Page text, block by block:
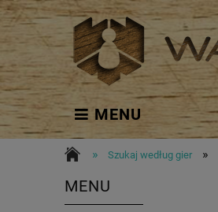
MENU
» Szukaj według gier »
MENU